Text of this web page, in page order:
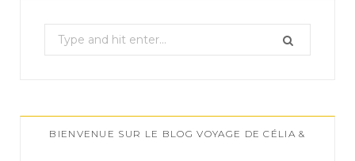
e
c
hBIENVENUE SUR LE BLOG VOYAGE DE CÉLIA &